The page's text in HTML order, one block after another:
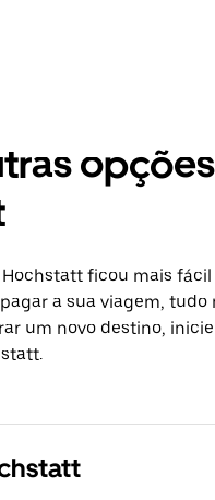
ficou mais fácil
a sua viagem,
um novo destino,